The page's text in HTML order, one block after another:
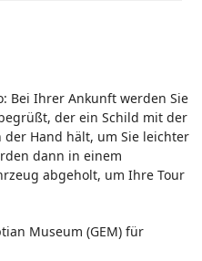
Bei Ihrer Ankunft werden Sie
der ein Schild mit der
der Hand hält, um Sie leichter
dann in einem
abgeholt, um Ihre Tour
Museum (GEM) für